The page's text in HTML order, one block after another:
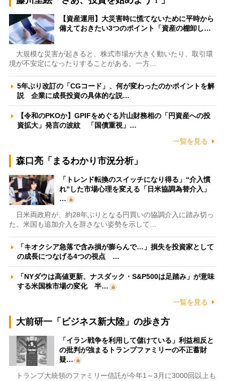
【資産運用】大災害時に慌てないために平時から
備えておきたい3つのポイント「資産の棚卸し…
大規模な災害が起きると、株式市場が大きく動いたり、取引環
境が不安定になったりすることがある。一方…
5年ぶり改訂の「CGコード」、何が変わったのかポイントを解
説 企業に成長投資の具体的な説…
【令和のPKOか】GPIFをめぐる片山財務相の「円資産への投
資拡大」発言の波紋 「国債重視」…
一覧を見る
森口亮「まるわかり市況分析」
「トレンド転換のスイッチになり得る」“介入慣
れ”した市場心理を変える「日米協調為替介入」
…
日米両政府が、約28年ぶりとなる円買いの協調介入に踏み切っ
た。米国も追加介入を辞さない姿勢を示して…
「キオクシア急落で含み損が膨らんで…」損失を投資家として
の成長につなげる4つの視点 …
「NYダウは高値更新、ナスダック・S&P500は足踏み」が意味
する米国株市場の変化 半…
一覧を見る
大前研一「ビジネス新大陸」の歩き方
「イラン戦争を利用して儲けている」利益相反と
の批判が強まるトランプファミリーの不正蓄財
疑…
トランプ大統領のファミリー信託が今年1～3月に3000回以上も